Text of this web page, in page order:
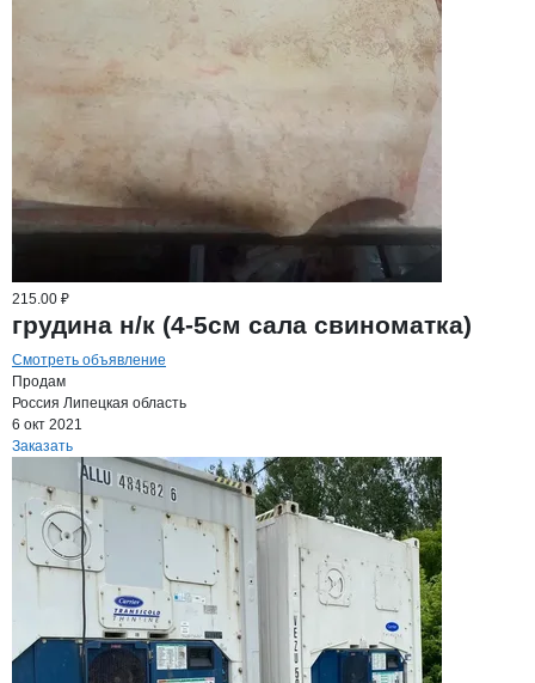
215.00 ₽
грудина н/к (4-5см сала свиноматка)
Смотреть объявление
Продам
Россия Липецкая область
6 окт 2021
Заказать